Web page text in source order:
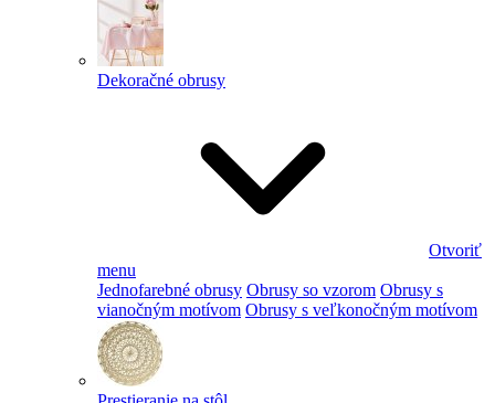
Dekoračné obrusy
Otvoriť
menu
Jednofarebné obrusy Obrusy so vzorom Obrusy s
vianočným motívom Obrusy s veľkonočným motívom